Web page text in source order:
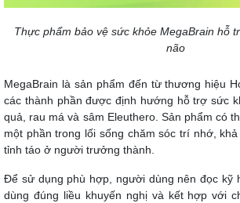
Thực phẩm bảo vệ sức khỏe MegaBrain hỗ
não
MegaBrain là sản phẩm đến từ thương hiệu
các thành phần được định hướng hỗ trợ sức
quả, rau má và sâm Eleuthero. Sản phẩm có
một phần trong lối sống chăm sóc trí nhớ,
tỉnh táo ở người trưởng thành.
Để sử dụng phù hợp, người dùng nên đọc kỹ
dùng đúng liều khuyến nghị và kết hợp với